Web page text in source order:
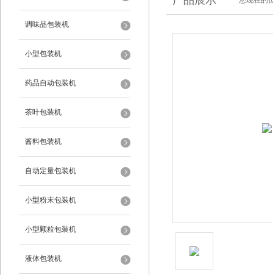
调味品包装机
小型包装机
药品自动包装机
茶叶包装机
酱料包装机
自动定量包装机
小型粉末包装机
小型颗粒包装机
液体包装机